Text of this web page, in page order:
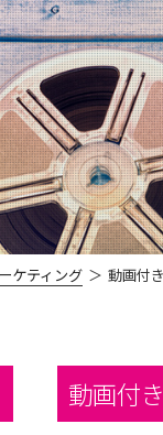
ケティング 動画付
動画付